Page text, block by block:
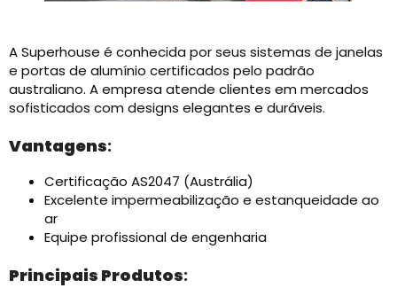
A Superhouse é conhecida por seus sistemas de janelas
e portas de alumínio certificados pelo padrão
australiano. A empresa atende clientes em mercados
sofisticados com designs elegantes e duráveis.
Vantagens:
Certificação AS2047 (Austrália)
Excelente impermeabilização e estanqueidade ao
ar
Equipe profissional de engenharia
Principais Produtos: